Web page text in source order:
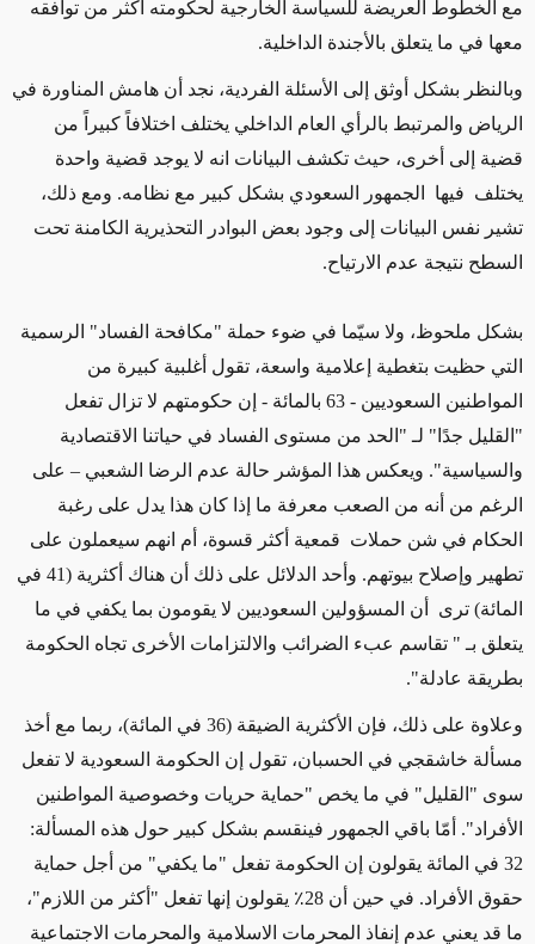
مع الخطوط العريضة للسياسة الخارجية لحكومته أكثر من توافقه
معها في ما يتعلق بالأجندة الداخلية.
وبالنظر بشكل أوثق إلى الأسئلة الفردية، نجد أن هامش المناورة في
الرياض والمرتبط بالرأي العام الداخلي يختلف اختلافاً كبيراً من
قضية إلى أخرى، حيث تكشف البيانات انه لا يوجد قضية واحدة
يختلف فيها الجمهور السعودي بشكل كبير مع نظامه. ومع ذلك،
تشير نفس البيانات إلى وجود بعض البوادر التحذيرية الكامنة تحت
السطح نتيجة عدم الارتياح.
بشكل ملحوظ، ولا سيّما في ضوء حملة "مكافحة الفساد" الرسمية
التي حظيت بتغطية إعلامية واسعة، تقول أغلبية كبيرة من
المواطنين السعوديين - 63 بالمائة - إن حكومتهم لا تزال تفعل
"القليل جدًا" لـ "الحد من مستوى الفساد في حياتنا الاقتصادية
والسياسية". ويعكس هذا المؤشر حالة عدم الرضا الشعبي – على
الرغم من أنه من الصعب معرفة ما إذا كان هذا يدل على رغبة
الحكام في شن حملات قمعية أكثر قسوة، أم انهم سيعملون على
تطهير وإصلاح بيوتهم. وأحد الدلائل على ذلك أن هناك أكثرية (41 في
المائة) ترى أن المسؤولين السعوديين لا يقومون بما يكفي في ما
يتعلق بـ " تقاسم عبء الضرائب والالتزامات الأخرى تجاه الحكومة
بطريقة عادلة".
وعلاوة على ذلك، فإن الأكثرية الضيقة (36 في المائة)، ربما مع أخذ
مسألة خاشقجي في الحسبان، تقول إن الحكومة السعودية لا تفعل
سوى "القليل" في ما يخص "حماية حريات وخصوصية المواطنين
الأفراد". أمّا باقي الجمهور فينقسم بشكل كبير حول هذه المسألة:
32 في المائة يقولون إن الحكومة تفعل "ما يكفي" من أجل حماية
حقوق الأفراد. في حين أن 28٪ يقولون إنها تفعل "أكثر من اللازم"،
ما قد يعني عدم إنفاذ المحرمات الاسلامية والمحرمات الاجتماعية